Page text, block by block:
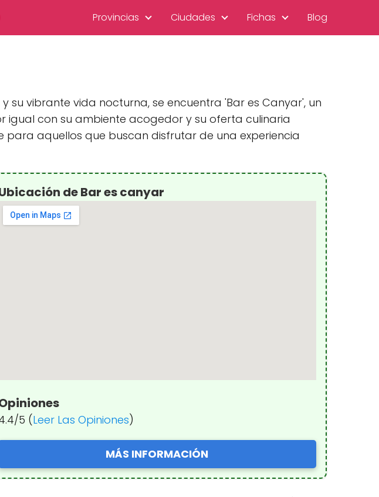
Provincias Ciudades Fichas Blog
vibrante vida nocturna, se encuentra 'Bar es Canyar', un
con su ambiente acogedor y su oferta culinaria
aquellos que buscan disfrutar de una experiencia
de Bar es canyar
5 (Leer Las Opiniones)
MÁS INFORMACIÓN